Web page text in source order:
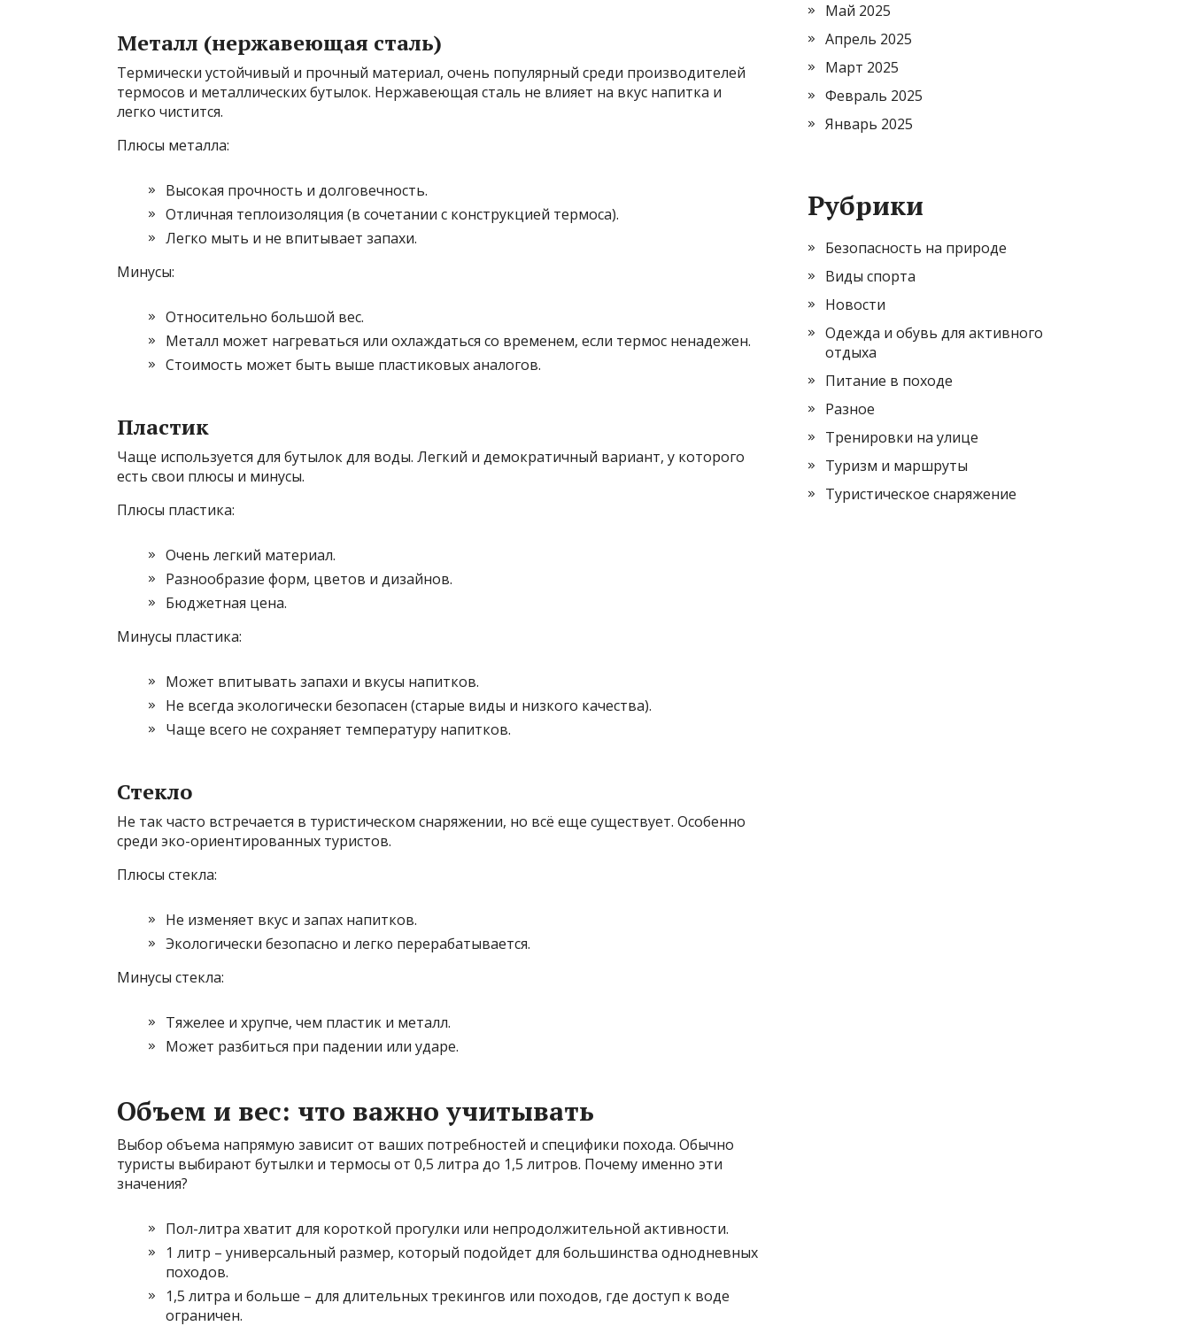
Металл (нержавеющая сталь)
Термически устойчивый и прочный материал, очень популярный среди производителей
термосов и металлических бутылок. Нержавеющая сталь не влияет на вкус напитка и
легко чистится.
Плюсы металла:
Высокая прочность и долговечность.
Отличная теплоизоляция (в сочетании с конструкцией термоса).
Легко мыть и не впитывает запахи.
Минусы:
Относительно большой вес.
Металл может нагреваться или охлаждаться со временем, если термос ненадежен.
Стоимость может быть выше пластиковых аналогов.
Пластик
Чаще используется для бутылок для воды. Легкий и демократичный вариант, у которого
есть свои плюсы и минусы.
Плюсы пластика:
Очень легкий материал.
Разнообразие форм, цветов и дизайнов.
Бюджетная цена.
Минусы пластика:
Может впитывать запахи и вкусы напитков.
Не всегда экологически безопасен (старые виды и низкого качества).
Чаще всего не сохраняет температуру напитков.
Стекло
Не так часто встречается в туристическом снаряжении, но всё еще существует. Особенно
среди эко-ориентированных туристов.
Плюсы стекла:
Не изменяет вкус и запах напитков.
Экологически безопасно и легко перерабатывается.
Минусы стекла:
Тяжелее и хрупче, чем пластик и металл.
Может разбиться при падении или ударе.
Объем и вес: что важно учитывать
Выбор объема напрямую зависит от ваших потребностей и специфики похода. Обычно
туристы выбирают бутылки и термосы от 0,5 литра до 1,5 литров. Почему именно эти
значения?
Пол-литра хватит для короткой прогулки или непродолжительной активности.
1 литр – универсальный размер, который подойдет для большинства однодневных
походов.
1,5 литра и больше – для длительных трекингов или походов, где доступ к воде
ограничен.
Май 2025
Апрель 2025
Март 2025
Февраль 2025
Январь 2025
Рубрики
Безопасность на природе
Виды спорта
Новости
Одежда и обувь для активного
отдыха
Питание в походе
Разное
Тренировки на улице
Туризм и маршруты
Туристическое снаряжение